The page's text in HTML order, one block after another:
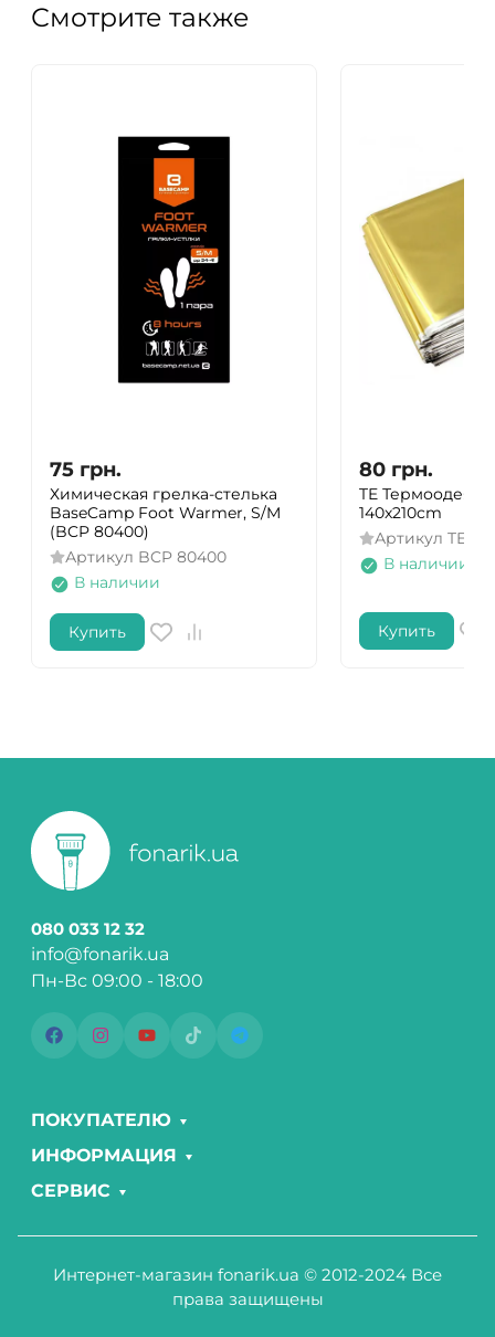
Смотрите также
75 грн.
Химическая грелка-стелька
BaseCamp Foot Warmer, S/M
(BCP 80400)
Артикул BCP 80400
В наличии
Купить
80 грн.
TE Термоодеяло
140x210cm
Артикул TE-
В наличии
Купить
080 033 12 32
info@fonarik.ua
Пн-Вс 09:00 - 18:00
ПОКУПАТЕЛЮ
ИНФОРМАЦИЯ
СЕРВИС
Интернет-магазин fonarik.ua © 2012-2024 Все
права защищены